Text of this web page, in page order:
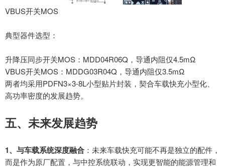
VBUS开关MOS
典型器件选型：
升降压同步开关MOS：MDD04R06Q，导通内阻仅4.5mΩ
VBUS开关MOS：MDDG03R04Q，导通内阻仅3.5mΩ
两者均采用PDFN3×3-8L小型贴片封装，契合车载快充小型化、
高功率密度的发展趋势。
五、未来发展趋势
1、 与车载系统深度融合 ：未来车载快充可能不再是独立的配件，
而是作为原厂配置，与中控系统联动，实现更智能的能源管理和